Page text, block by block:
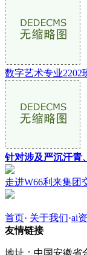
数字艺术专业2202
针对涉及严沉汗青
走进W66利来集团
首页· 关于我们·ai
友情链接
地址：中国安徽省